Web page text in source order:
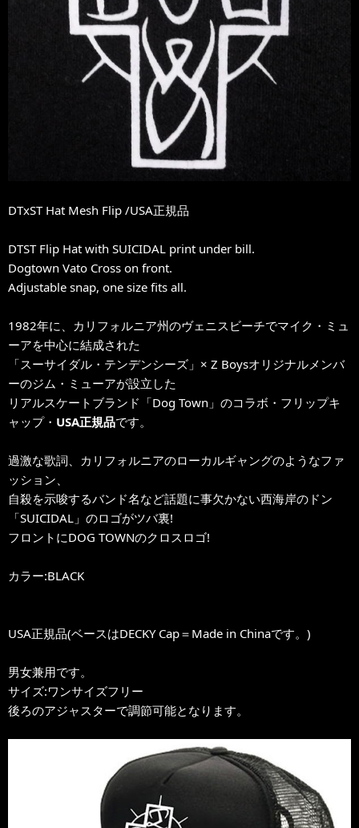
DTxST Hat Mesh Flip /USA正規品
DTST Flip Hat with SUICIDAL print under bill.
Dogtown Vato Cross on front.
Adjustable snap, one size fits all.
1982年に、カリフォルニア州のヴェニスビーチでマイク・ミュ
ーアを中心に結成された
「スーサイダル・テンデンシーズ」× Z Boysオリジナルメンバ
ーのジム・ミューアが設立した
リアルスケートブランド「Dog Town」のコラボ・フリップキ
ャップ・ USA正規品です。
過激な歌詞、カリフォルニアのローカルギャングのようなファ
ッション、
自殺を示唆するバンド名など話題に事欠かない西海岸のドン
「SUICIDAL」のロゴがツバ裏!
フロントにDOG TOWNのクロスロゴ!
カラー:BLACK
USA正規品(ベースはDECKY Cap＝Made in Chinaです。)
男女兼用です。
サイズ:ワンサイズフリー
後ろのアジャスターで調節可能となります。